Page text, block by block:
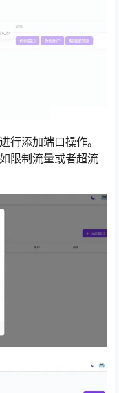
行添加端口操作。
限制流量或者超流